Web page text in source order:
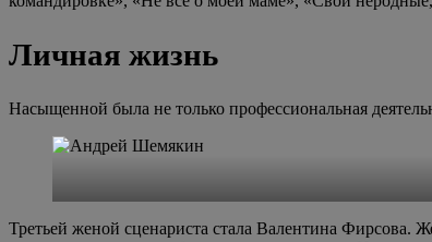
Личная жизнь
Насыщенной была не только профессиональная
Третьей женой сценариста стала Валентина